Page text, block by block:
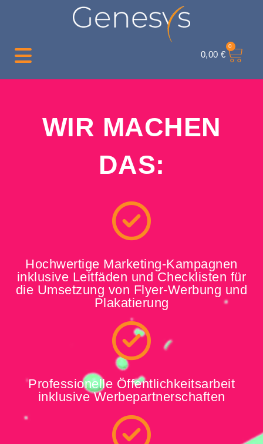
0,00 €
0
WIR MACHEN
DAS:
Hochwertige Marketing-Kampagnen
inklusive Leitfäden und Checklisten für
die Umsetzung von Flyer-Werbung und
Plakatierung
Professionelle Öffentlichkeitsarbeit
inklusive Werbepartnerschaften